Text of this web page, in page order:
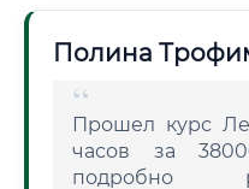
Полина
Прошел курс
часов за
подробно